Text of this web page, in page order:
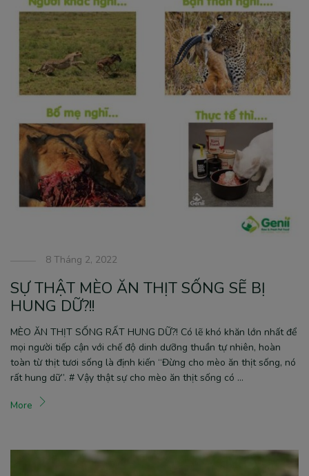
8 Tháng 2, 2022
SỰ THẬT MÈO ĂN THỊT SỐNG SẼ BỊ
HUNG DỮ?!!
MÈO ĂN THỊT SỐNG RẤT HUNG DỮ?! Có lẽ khó khăn lớn nhất để
mọi người tiếp cận với chế độ dinh dưỡng thuần tự nhiên, hoàn
toàn từ thịt tươi sống là định kiến “Đừng cho mèo ăn thịt sống, nó
rất hung dữ”. # Vậy thật sự cho mèo ăn thịt sống có …
More